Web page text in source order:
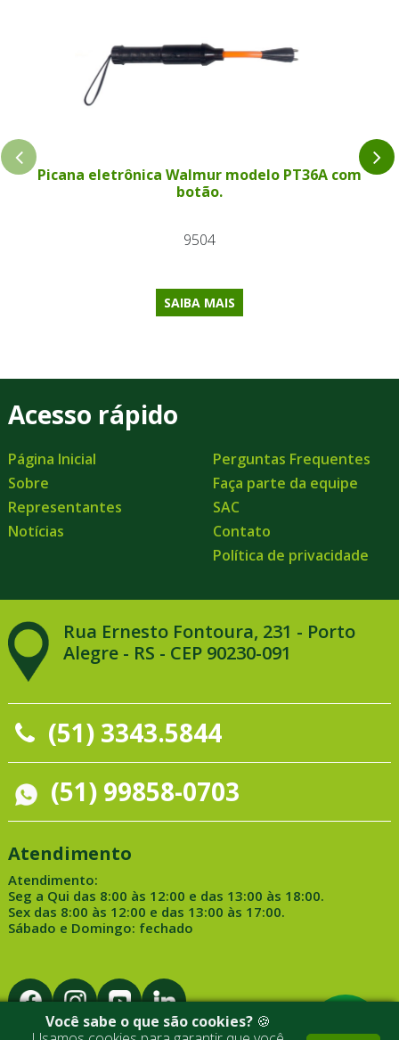
Picana eletrônica Walmur modelo PT36A com
botão.
9504
SAIBA MAIS
Acesso rápido
Página Inicial
Sobre
Representantes
Notícias
Perguntas Frequentes
Faça parte da equipe
SAC
Contato
Política de privacidade
Rua Ernesto Fontoura, 231 - Porto
Alegre - RS - CEP 90230-091
(51) 3343.5844
(51) 99858-0703
Atendimento
Atendimento:
Seg a Qui das 8:00 às 12:00 e das 13:00 às 18:00.
Sex das 8:00 às 12:00 e das 13:00 às 17:00.
Sábado e Domingo: fechado
Você sabe o que são cookies? 🍪